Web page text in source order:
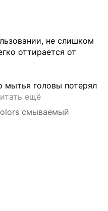
не слишком
оттирается от
мытья головы потерял
ещё
смываемый